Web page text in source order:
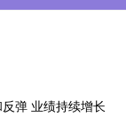
弹 业绩持续增长